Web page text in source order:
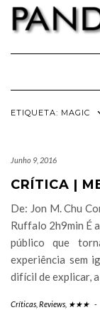
Skip
content
ETIQUETA: MAGIC
Junho 9, 2016
CRÍTICA |
De: Jon M. Chu
Ruffalo 2h9min É
público que
experiência sem
difícil de explicar,
Críticas Reviews ★★★ -